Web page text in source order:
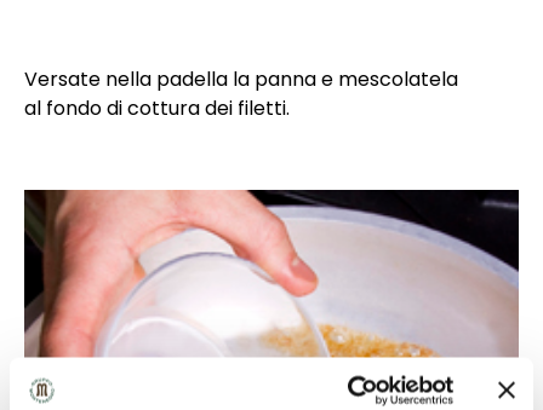
Versate nella padella la panna e mescolatela
al fondo di cottura dei filetti.